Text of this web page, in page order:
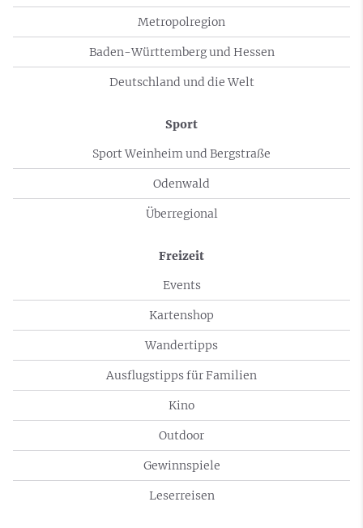
Metropolregion
Baden-Württemberg und Hessen
Deutschland und die Welt
Sport
Sport Weinheim und Bergstraße
Odenwald
Überregional
Freizeit
Events
Kartenshop
Wandertipps
Ausflugstipps für Familien
Kino
Outdoor
Gewinnspiele
Leserreisen